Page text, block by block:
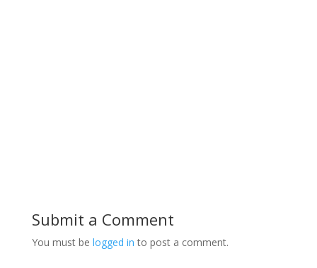
Submit a Comment
You must be logged in to post a comment.